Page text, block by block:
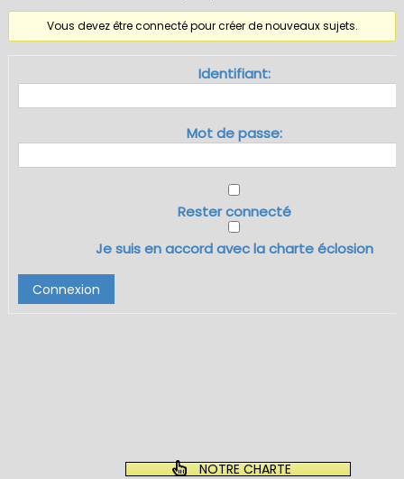
Vous devez être connecté pour créer de nouveaux sujets.
Identifiant:
Mot de passe:
Rester connecté
Je suis en accord avec la charte éclosion
Connexion
NOTRE CHARTE